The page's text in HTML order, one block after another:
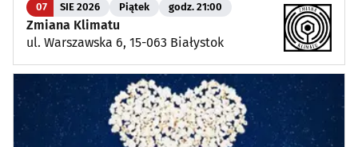
07 SIE 2026 Piątek godz. 21:00
Zmiana Klimatu
ul. Warszawska 6, 15-063 Białystok